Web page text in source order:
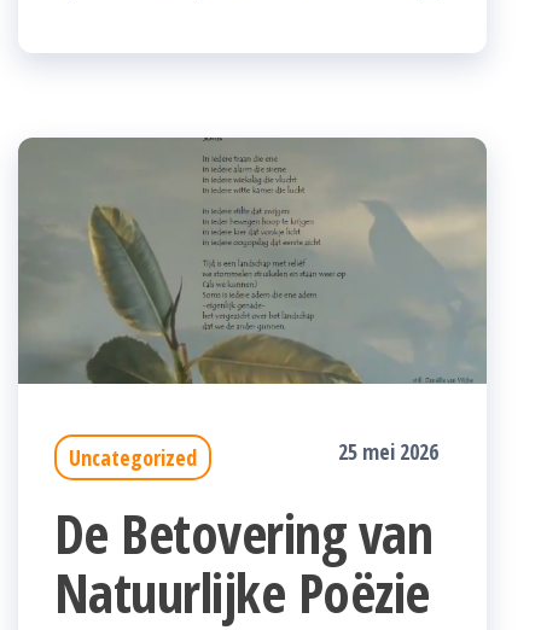
Uncategorized 25 mei 2026
De Betovering van
Natuurlijke Poëzie